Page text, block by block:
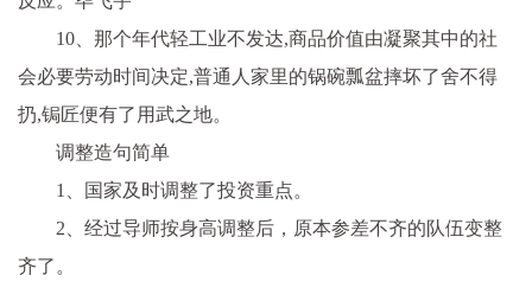
10、那个年代轻工业不发达,商品价值由凝聚其中的社
会必要劳动时间决定,普通人家里的锅碗瓢盆摔坏了舍不得
扔,锔匠便有了用武之地。
调整造句简单
1、国家及时调整了投资重点。
2、经过导师按身高调整后，原本参差不齐的队伍变整
齐了。